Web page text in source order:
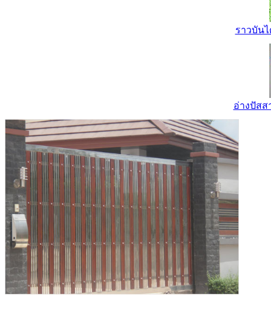
ราวบัน
อ่างปัสส